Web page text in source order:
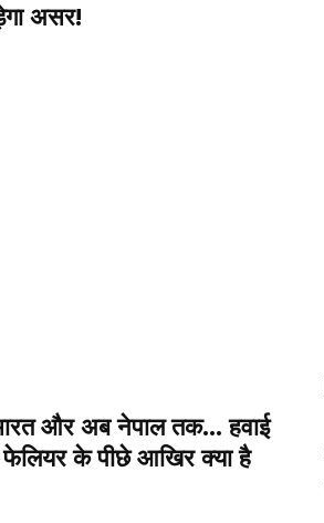
असर!
और अब नेपाल तक… हवाई
के पीछे आखिर क्या है